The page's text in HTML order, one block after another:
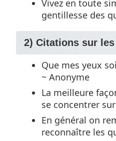
Vivez en toute
gentillesse des
2) Citations sur
Que mes yeux
~ Anonyme
La meilleure
se concentrer
En général on
reconnaître les